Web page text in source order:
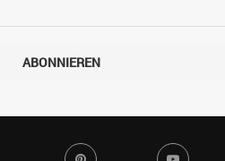
ABONNIEREN